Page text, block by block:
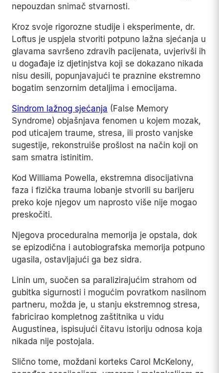
nepouzdan snimač stvarnosti.
Kroz svoje rigorozne studije i eksperimente, dr.
Loftus je uspjela stvoriti potpuno lažna sjećanja u
glavama savršeno zdravih pacijenata, uvjerivši ih
u događaje iz djetinjstva koji se dokazano nikada
nisu desili, popunjavajući te praznine ekstremno
bogatim senzornim detaljima i emocijama.
Sindrom lažnog sjećanja (False Memory
Syndrome) objašnjava fenomen u kojem mozak,
pod uticajem traume, stresa, ili prosto vanjske
sugestije, rekonstruiše prošlost na način koji on
sam smatra istinitim.
Kod Williama Powella, ekstremna disocijativna
faza i fizička trauma lobanje stvorili su barijeru
preko koje njegov um naprosto više nije mogao
preskočiti.
Njegova proceduralna memorija je opstala, dok
se epizodična i autobiografska memorija potpuno
ugasila, ostavljajući ga bez sidra.
Linin um, suočen sa paralizirajućim strahom od
gubitka sigurnosti i mogućim povratkom nasilnom
partneru, možda je, u stanju ekstremnog stresa,
fabricirao kompletnog zaštitnika u vidu
Augustinea, ispisujući čitavu istoriju odnosa koja
nikada nije postojala.
Slično tome, moždani korteks Carol McKelony,